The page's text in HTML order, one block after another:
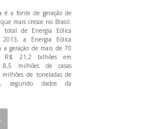
é a fonte de geração de
mais cresce no Brasil.
total de Energia Eólica
a Energia Eólica
geração de mais de 70
R$ 21,2 bilhões em
8,5 milhões de casas
milhões de toneladas de
segundo dados da